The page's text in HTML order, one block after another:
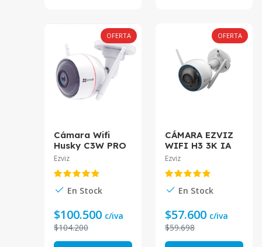
OFERTA
Cámara Wifi
Husky C3W PRO
4MP IA Audio
A0-1F4WFL Ezviz
Ezviz
En Stock
$100.500 c/iva
$104.200
OFERTA
CÁMARA EZVIZ
WIFI H3 3K IA
Sirena y Luz CS-
1J5WKFL 2.8mm
Ezviz
En Stock
$57.600 c/iva
$59.698